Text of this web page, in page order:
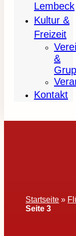
Lembeck
Kultur &
Freizeit
&
Kontakt
Startseite »
Seite 3